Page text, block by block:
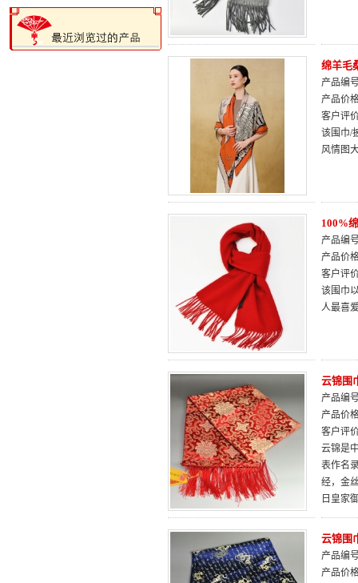
绵羊毛
产品编
产品价
客户评
该围巾/
风情图
100%
产品编
产品价
客户评
该围巾
人最喜
云锦围
产品编
产品价
客户评
云锦是
表作名
经，金
日皇家
云锦围
产品编
产品价